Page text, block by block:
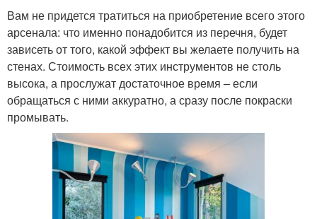
Вам не придется тратиться на приобретение всего этого
арсенала: что именно понадобится из перечня, будет
зависеть от того, какой эффект вы желаете получить на
стенах. Стоимость всех этих инструментов не столь
высока, а прослужат достаточное время – если
обращаться с ними аккуратно, а сразу после покраски
промывать.